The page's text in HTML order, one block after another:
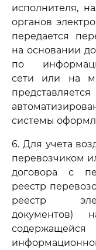
исполнителя,
органов
передается
на основании
по
сети или на
системы
6. Для учета
перевозчиком
договора с
реестр
реестр
документов)